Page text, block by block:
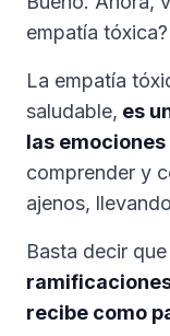
empatía tóxica?
La empatía
saludable, es
las emociones
comprender y
ajenos,
Basta decir
recibe como